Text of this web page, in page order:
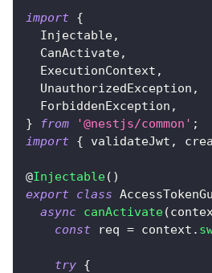
import {
  Injectable
,
  CanActivate
,
  ExecutionContext
,
  UnauthorizedException
,
  ForbiddenException
,
}
from '@nestjs/common' ;
import { validateJwt ,
@Injectable( )
export class
async canActivate(
const req = context .
try {